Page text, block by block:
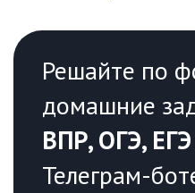
Решайте по
домашние
ВПР, ОГЭ, ЕГЭ
Телеграм-